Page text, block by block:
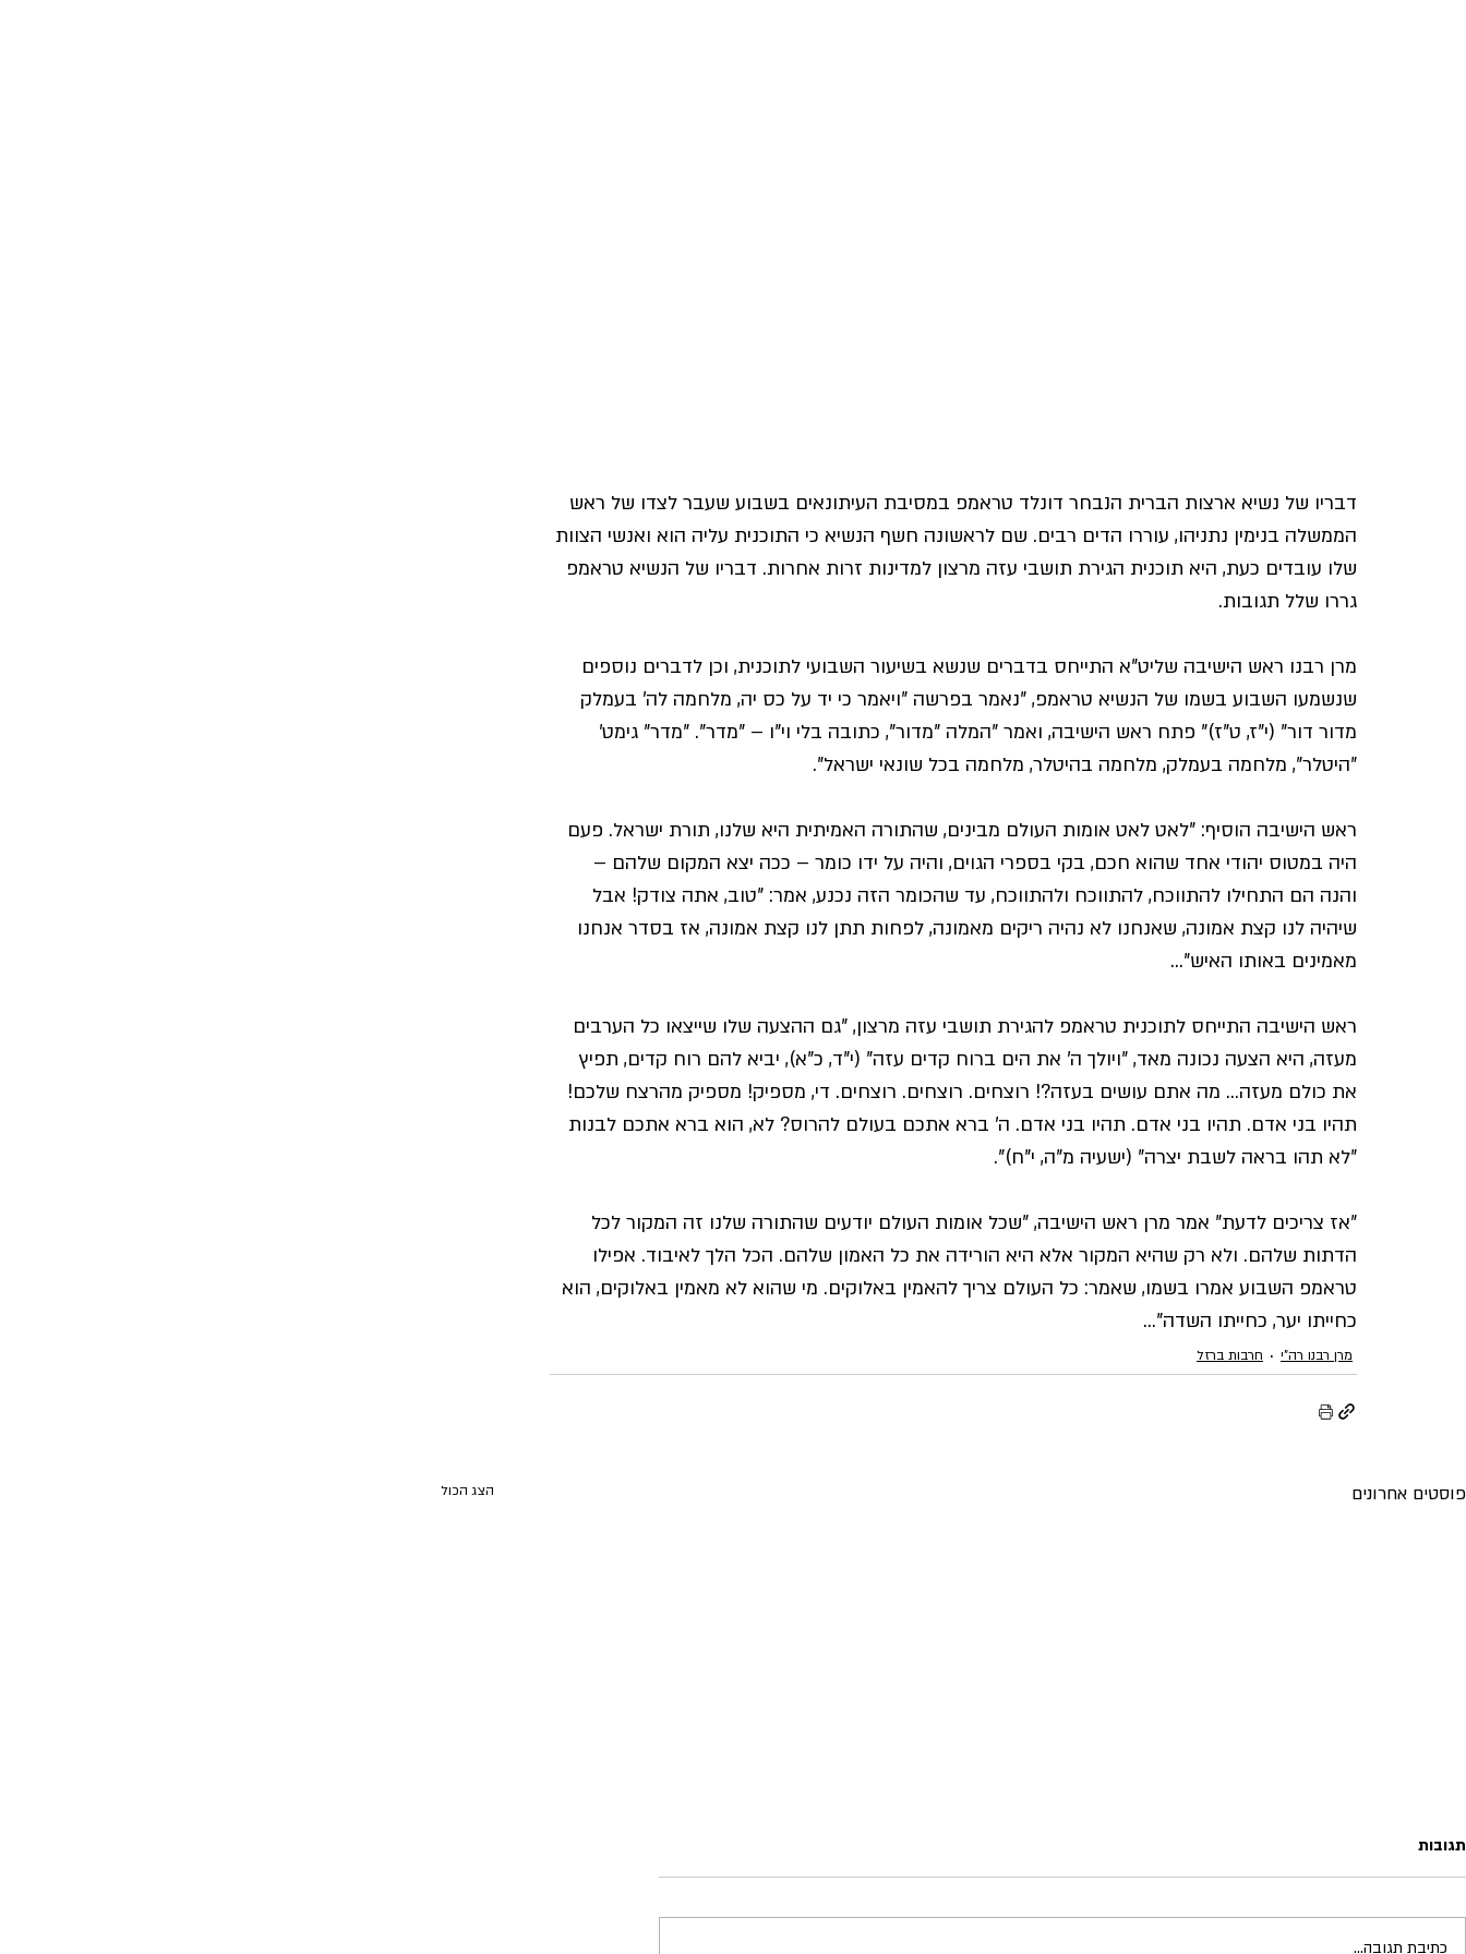
דבריו של נשיא ארצות הברית הנבחר דונלד טראמפ במסיבת העיתונאים בשבוע שעבר לצדו של ראש
הממשלה בנימין נתניהו, עוררו הדים רבים. שם לראשונה חשף הנשיא כי התוכנית עליה הוא ואנשי הצוות
שלו עובדים כעת, היא תוכנית הגירת תושבי עזה מרצון למדינות זרות אחרות. דבריו של הנשיא טראמפ
גררו שלל תגובות.
מרן רבנו ראש הישיבה שליט"א התייחס בדברים שנשא בשיעור השבועי לתוכנית, וכן לדברים נוספים
שנשמעו השבוע בשמו של הנשיא טראמפ, "נאמר בפרשה "ויאמר כי יד על כס יה, מלחמה לה' בעמלק
מדור דור" (י"ז, ט"ז)" פתח ראש הישיבה, ואמר "המלה "מדור", כתובה בלי וי"ו – "מדר". "מדר" גימט'
"היטלר", מלחמה בעמלק, מלחמה בהיטלר, מלחמה בכל שונאי ישראל".
ראש הישיבה הוסיף: "לאט לאט אומות העולם מבינים, שהתורה האמיתית היא שלנו, תורת ישראל. פעם
היה במטוס יהודי אחד שהוא חכם, בקי בספרי הגוים, והיה על ידו כומר – ככה יצא המקום שלהם –
והנה הם התחילו להתווכח, להתווכח ולהתווכח, עד שהכומר הזה נכנע, אמר: "טוב, אתה צודק! אבל
שיהיה לנו קצת אמונה, שאנחנו לא נהיה ריקים מאמונה, לפחות תתן לנו קצת אמונה, אז בסדר אנחנו
מאמינים באותו האיש"…
ראש הישיבה התייחס לתוכנית טראמפ להגירת תושבי עזה מרצון, "גם ההצעה שלו שייצאו כל הערבים
מעזה, היא הצעה נכונה מאד, "ויולך ה' את הים ברוח קדים עזה" (י"ד, כ"א), יביא להם רוח קדים, תפיץ
את כולם מעזה… מה אתם עושים בעזה?! רוצחים. רוצחים. רוצחים. די, מספיק! מספיק מהרצח שלכם!
תהיו בני אדם. תהיו בני אדם. תהיו בני אדם. ה' ברא אתכם בעולם להרוס? לא, הוא ברא אתכם לבנות
"לא תהו בראה לשבת יצרה" (ישעיה מ"ה, י"ח)".
"אז צריכים לדעת" אמר מרן ראש הישיבה, "שכל אומות העולם יודעים שהתורה שלנו זה המקור לכל
הדתות שלהם. ולא רק שהיא המקור אלא היא הורידה את כל האמון שלהם. הכל הלך לאיבוד. אפילו
טראמפ השבוע אמרו בשמו, שאמר: כל העולם צריך להאמין באלוקים. מי שהוא לא מאמין באלוקים, הוא
כחייתו יער, כחייתו השדה"…
מרן רבנו רה"י חרבות ברזל
פוסטים אחרונים הצג הכול
תגובות
כתיבת תגובה...